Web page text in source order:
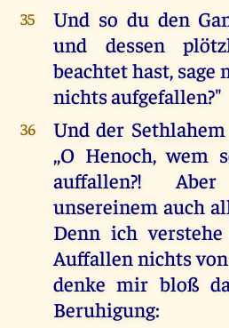
35
Und so du den
und dessen
beachtet hast, sage
nichts aufgefallen?"
36
Und der
,,O Henoch, wem
auffallen?!
unsereinem auch
Denn ich
Auffallen nichts
denke mir bloß
Beruhigung: